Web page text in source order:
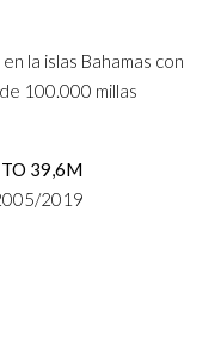
la islas Bahamas con
100.000 millas
39,6M
2019